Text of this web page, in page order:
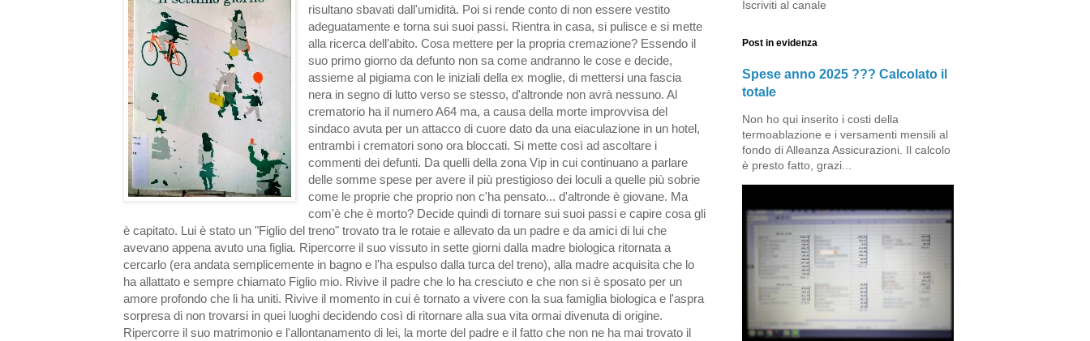
risultano sbavati dall'umidità. Poi si rende conto di non essere vestito
adeguatamente e torna sui suoi passi. Rientra in casa, si pulisce e si mette
alla ricerca dell'abito. Cosa mettere per la propria cremazione? Essendo il
suo primo giorno da defunto non sa come andranno le cose e decide,
assieme al pigiama con le iniziali della ex moglie, di mettersi una fascia
nera in segno di lutto verso se stesso, d'altronde non avrà nessuno. Al
crematorio ha il numero A64 ma, a causa della morte improvvisa del
sindaco avuta per un attacco di cuore dato da una eiaculazione in un hotel,
entrambi i crematori sono ora bloccati. Si mette così ad ascoltare i
commenti dei defunti. Da quelli della zona Vip in cui continuano a parlare
delle somme spese per avere il più prestigioso dei loculi a quelle più sobrie
come le proprie che proprio non c'ha pensato... d'altronde è giovane. Ma
com'è che è morto? Decide quindi di tornare sui suoi passi e capire cosa gli
è capitato. Lui è stato un "Figlio del treno" trovato tra le rotaie e allevato da un padre e da amici di lui che
avevano appena avuto una figlia. Ripercorre il suo vissuto in sette giorni dalla madre biologica ritornata a
cercarlo (era andata semplicemente in bagno e l'ha espulso dalla turca del treno), alla madre acquisita che lo
ha allattato e sempre chiamato Figlio mio. Rivive il padre che lo ha cresciuto e che non si è sposato per un
amore profondo che li ha uniti. Rivive il momento in cui è tornato a vivere con la sua famiglia biologica e l'aspra
sorpresa di non trovarsi in quei luoghi decidendo così di ritornare alla sua vita ormai divenuta di origine.
Ripercorre il suo matrimonio e l'allontanamento di lei, la morte del padre e il fatto che non ne ha mai trovato il
Iscriviti al canale
Post in evidenza
Spese anno 2025 ??? Calcolato il
totale
Non ho qui inserito i costi della
termoablazione e i versamenti mensili al
fondo di Alleanza Assicurazioni. Il calcolo
è presto fatto, grazi...